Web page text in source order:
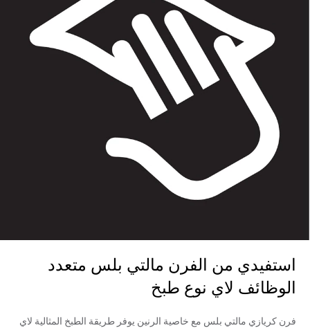
استفيدي من الفرن مالتي بلس متعدد
الوظائف لاي نوع طبخ
فرن كريازي مالتي بلس مع خاصية الرنين يوفر طريقة الطبخ المثالية لاي